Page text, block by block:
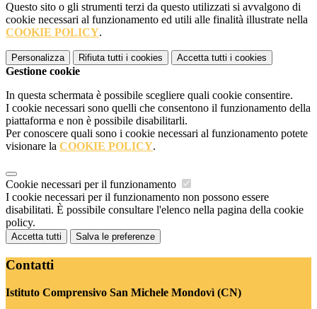
Questo sito o gli strumenti terzi da questo utilizzati si avvalgono di
cookie necessari al funzionamento ed utili alle finalità illustrate nella
COOKIE POLICY.
Personalizza Rifiuta tutti i cookies Accetta tutti i cookies
Gestione cookie
In questa schermata è possibile scegliere quali cookie consentire.
I cookie necessari sono quelli che consentono il funzionamento della
piattaforma e non è possibile disabilitarli.
Per conoscere quali sono i cookie necessari al funzionamento potete
visionare la COOKIE POLICY.
Cookie necessari per il funzionamento
I cookie necessari per il funzionamento non possono essere
disabilitati. È possibile consultare l'elenco nella pagina della cookie
policy.
Accetta tutti Salva le preferenze
Contatti
Istituto Comprensivo San Michele Mondovì (CN)